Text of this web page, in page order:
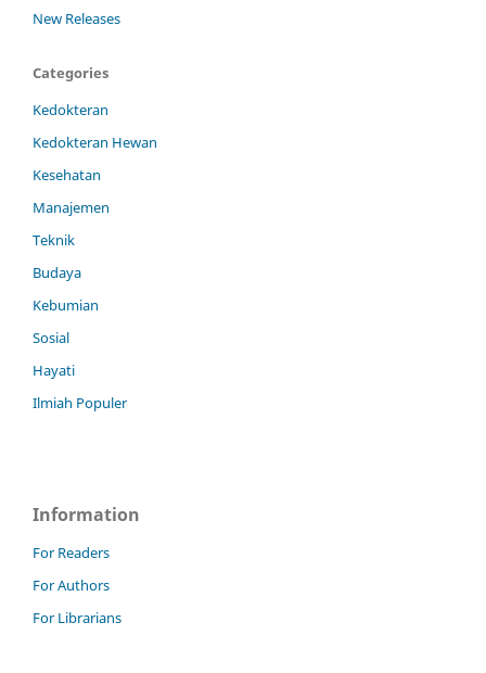
New Releases
Categories
Kedokteran
Kedokteran Hewan
Kesehatan
Manajemen
Teknik
Budaya
Kebumian
Sosial
Hayati
Ilmiah Populer
Information
For Readers
For Authors
For Librarians